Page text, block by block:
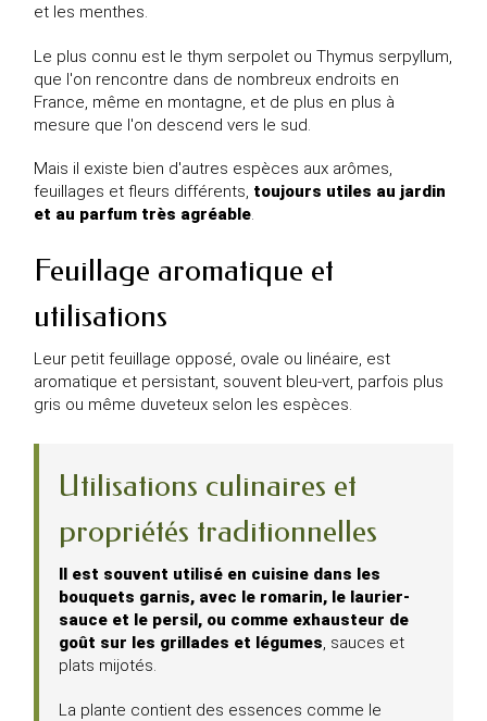
et les menthes.
Le plus connu est le thym serpolet ou Thymus serpyllum,
que l'on rencontre dans de nombreux endroits en
France, même en montagne, et de plus en plus à
mesure que l'on descend vers le sud.
Mais il existe bien d'autres espèces aux arômes,
feuillages et fleurs différents, toujours utiles au jardin
et au parfum très agréable.
Feuillage aromatique et
utilisations
Leur petit feuillage opposé, ovale ou linéaire, est
aromatique et persistant, souvent bleu-vert, parfois plus
gris ou même duveteux selon les espèces.
Utilisations culinaires et
propriétés traditionnelles
Il est souvent utilisé en cuisine dans les
bouquets garnis, avec le romarin, le laurier-
sauce et le persil, ou comme exhausteur de
goût sur les grillades et légumes, sauces et
plats mijotés.
La plante contient des essences comme le